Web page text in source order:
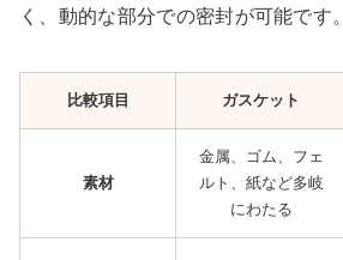
く、動的な部分での密封が可能です。
比較項目 ガスケット
素材
金属、ゴム、フェ
ルト、紙など多岐
にわたる